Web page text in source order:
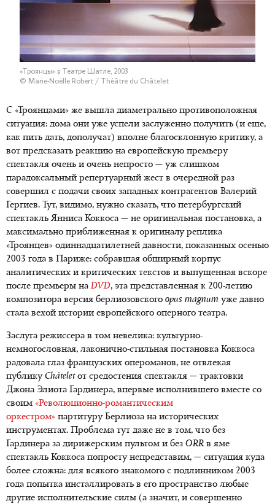
«Троянцы» в Театре Шатле, 2003
© Marie-Noëlle Robert / Théâtre du Châtelet
С «Троянцами» же вышла диаметрально противоположная
ситуация: дома они уже успели заслуженно получить (и еще,
как пить дать, дополучат) вполне благосклонную критику, а
вот предсказать реакцию на европейскую премьеру
спектакля очень и очень непросто — уж слишком
парадоксальный репертуарный жест в очередной раз
совершил с подачи своих западных контрагентов Валерий
Гергиев. Тут, видимо, нужно сказать, что петербургский
спектакль Янниса Коккоса — не оригинальная постановка, а
максимально приближенная к оригиналу реплика
«Троянцев» одиннадцатилетней давности, показанных осенью
2003 года в Париже: собравшая обширный корпус
аналитических и критических текстов и выпущенная вскоре
после премьеры наDVD, эта представленная к 200-летию
композитора версия берлиозовского opus magnum уже давно
стала вехой истории европейского оперного театра.
Заслуга режиссера в том невелика: культурно-
немногословная, лаконично-стильная постановка Коккоса
радовала глаз французских опероманов, не отвлекая
публику Châtelet от средостения спектакля — трактовки
Джона Элиота Гардинера, впервые исполнившего вместе со
своим «Революционно-романтическим
оркестром» партитуру Берлиоза на исторических
инструментах. Проблема тут даже не в том, что без
Гардинера за дирижерским пультом и без ORRв яме
спектакль Коккоса попросту непредставим, — ситуация куда
более сложна: для всякого знакомого с подлинником 2003
года попытка инсталлировать в его пространство любые
другие исполнительские силы (а значит, и совершенно